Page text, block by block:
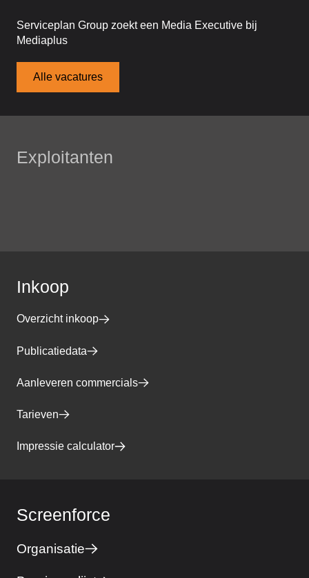
Serviceplan Group zoekt een Media Executive bij
Mediaplus
Alle vacatures
Exploitanten
Inkoop
Overzicht inkoop
Publicatiedata
Aanleveren commercials
Tarieven
Impressie calculator
Screenforce
Organisatie